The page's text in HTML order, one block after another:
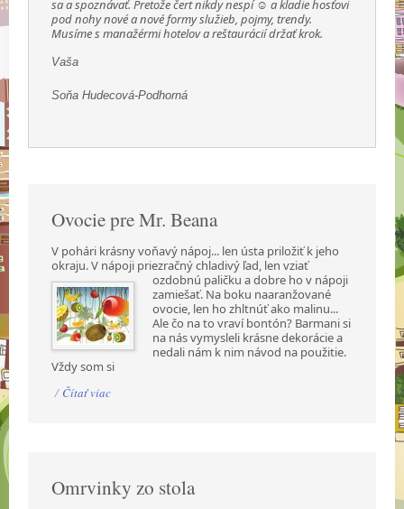
sa a spoznávať. Pretože čert nikdy nespí ☺ a kladie hosťovi
pod nohy nové a nové formy služieb, pojmy, trendy.
Musíme s manažérmi hotelov a reštaurácií držať krok.
Vaša
Soňa Hudecová-Podhorná
Ovocie pre Mr. Beana
V pohári krásny voňavý nápoj... len ústa priložiť k jeho
okraju. V nápoji priezračný chladivý ľad, len vziať
ozdobnú paličku a dobre ho v nápoji
zamiešať. Na boku naaranžované
ovocie, len ho zhltnúť ako malinu...
Ale čo na to vraví bontón? Barmani si
na nás vymysleli krásne dekorácie a
nedali nám k nim návod na použitie.
Vždy som si
/ Čítať viac
Omrvinky zo stola